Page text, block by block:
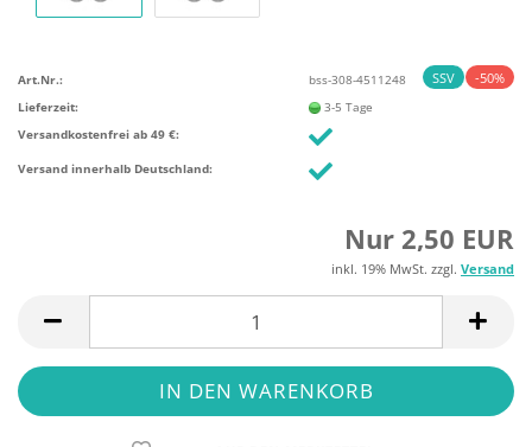
SSV -50%
Art.Nr.:
bss-308-4511248
Lieferzeit:
3-5 Tage
Versandkostenfrei ab 49 €:
Versand innerhalb Deutschland:
Nur 2,50 EUR
inkl. 19% MwSt. zzgl. Versand